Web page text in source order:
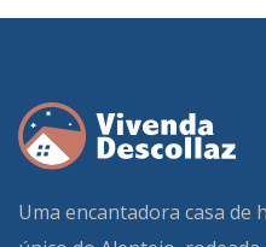
Uma encantadora casa de